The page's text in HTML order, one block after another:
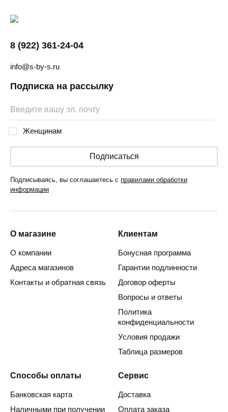
8 (922) 361-24-04
info@s-by-s.ru
Подписка на рассылку
Женщинам
Подписаться
Подписываясь, вы соглашаетесь с правилами обработки
информации
О магазине
О компании
Адреса магазинов
Контакты и обратная связь
Клиентам
Бонусная программа
Гарантии подлинности
Договор оферты
Вопросы и ответы
Политика
конфиденциальности
Условия продажи
Таблица размеров
Способы оплаты
Банковская карта
Наличными при получении
Сервис
Доставка
Оплата заказа